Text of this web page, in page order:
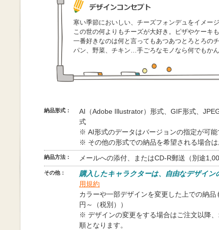
寒い季節においしい、チーズフォンデュをイメー
この世の何よりもチーズが大好き。ピザやケーキ
一番好きなのは何と言ってもあつあつとろとろの
パン、野菜、チキン…手ごろなモノなら何でもか
納品形式：
AI（Adobe Illustrator）形式、GIF形式、
式
※ AI形式のデータはバージョンの指定が可能
※ その他の形式での納品を希望される場合
納品方法： メールへの添付、またはCD-R郵送（別途
その他：
購入したキャラクターは、自由なデザイン
用規約
カラーや一部デザインを変更した上での納
円～（税別））
※ デザインの変更をする場合はご注文以降
順となります。